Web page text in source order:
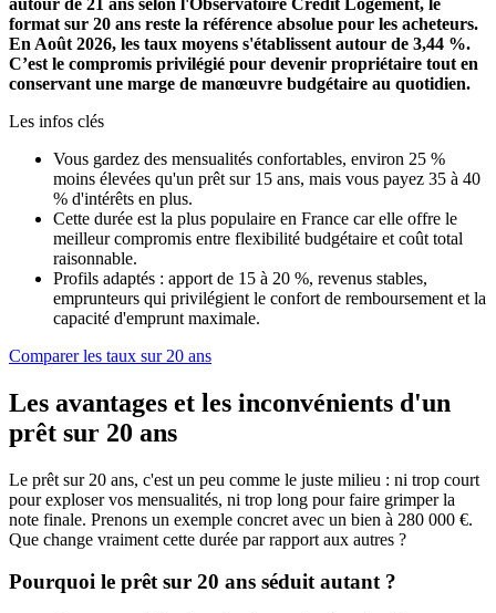
format sur 20 ans reste la référence absolue pour les acheteurs.
En Août 2026, les taux moyens s'établissent autour de 3,44 %.
C’est le compromis privilégié pour devenir propriétaire tout en
conservant une marge de manœuvre budgétaire au quotidien.
Les infos clés
Vous gardez des mensualités confortables, environ 25 %
moins élevées qu'un prêt sur 15 ans, mais vous payez 35 à 40
% d'intérêts en plus.
Cette durée est la plus populaire en France car elle offre le
meilleur compromis entre flexibilité budgétaire et coût total
raisonnable.
Profils adaptés : apport de 15 à 20 %, revenus stables,
emprunteurs qui privilégient le confort de remboursement et la
capacité d'emprunt maximale.
Comparer les taux sur 20 ans
Les avantages et les inconvénients d'un
prêt sur 20 ans
Le prêt sur 20 ans, c'est un peu comme le juste milieu : ni trop court
pour exploser vos mensualités, ni trop long pour faire grimper la
note finale. Prenons un exemple concret avec un bien à 280 000 €.
Que change vraiment cette durée par rapport aux autres ?
Pourquoi le prêt sur 20 ans séduit autant ?